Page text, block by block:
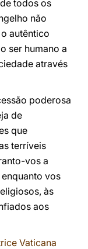
todos os
não
autêntico
ser humano a
através
poderosa
de
que
terríveis
vos a
vos
às
aos
Vaticana